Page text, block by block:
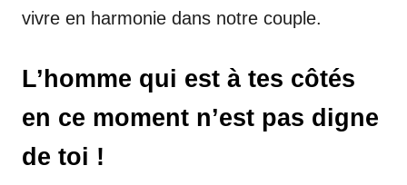
vivre en harmonie dans notre couple.
L’homme qui est à tes côtés
en ce moment n’est pas digne
de toi !